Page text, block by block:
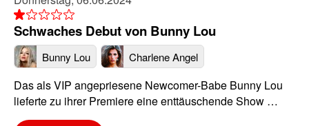
Schwaches Debut von Bunny Lou
Bunny Lou Charlene Angel
Das als VIP angepriesene Newcomer-Babe Bunny Lou
lieferte zu ihrer Premiere eine enttäuschende Show …